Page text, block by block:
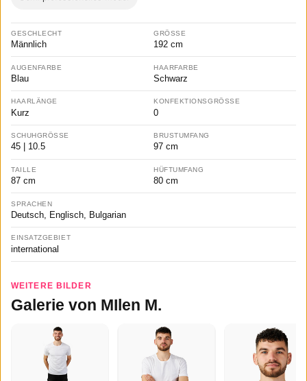
WEITERE BILDER
Galerie von MIlen M.
GESCHLECHT
Männlich
GRÖSSE
192 cm
AUGENFARBE
Blau
HAARFARBE
Schwarz
HAARLÄNGE
Kurz
KONFEKTIONSGRÖSSE
0
SCHUHGRÖSSE
45 | 10.5
BRUSTUMFANG
97 cm
TAILLE
87 cm
HÜFTUMFANG
80 cm
SPRACHEN
Deutsch, Englisch, Bulgarian
EINSATZGEBIET
international